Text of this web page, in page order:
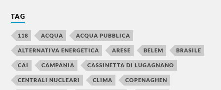
TAG
118 ACQUA ACQUA PUBBLICA
ALTERNATIVA ENERGETICA ARESE BELEM BRASILE
CAI CAMPANIA CASSINETTA DI LUGAGNANO
CENTRALI NUCLEARI CLIMA COPENAGHEN